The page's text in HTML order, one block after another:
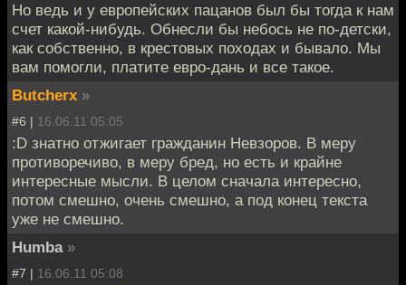
Но ведь и у европейских пацанов был бы тогда к нам
счет какой-нибудь. Обнесли бы небось не по-детски,
как собственно, в крестовых походах и бывало. Мы
вам помогли, платите евро-дань и все такое.
Butcherx »
#6 | 16.06.11 05:05
:D знатно отжигает гражданин Невзоров. В меру
противоречиво, в меру бред, но есть и крайне
интересные мысли. В целом сначала интересно,
потом смешно, очень смешно, а под конец текста
уже не смешно.
Humba »
#7 | 16.06.11 05:08